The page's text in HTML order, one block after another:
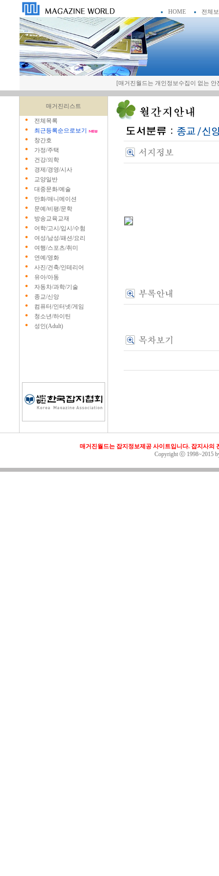
HOME 전체
[매거진월드는 개인정보수집이 없는 안
매거진리스트
전체목록
최근등록순으로보기
창간호
가정/주택
건강/의학
경제/경영/시사
교양일반
대중문화/예술
만화/애니메이션
문예/비평/문학
방송교육교재
어학/고시/입시/수험
여성/남성/패션/요리
여행/스포츠/취미
연예/영화
사진/건축/인테리어
유아/아동
자동차/과학/기술
종교/신앙
컴퓨터/인터넷/게임
청소년/하이틴
성인(Adult)
매거진월드는 잡지정보제공 사이트입니다. 잡지사의
Copyright ⓒ 1998~2015